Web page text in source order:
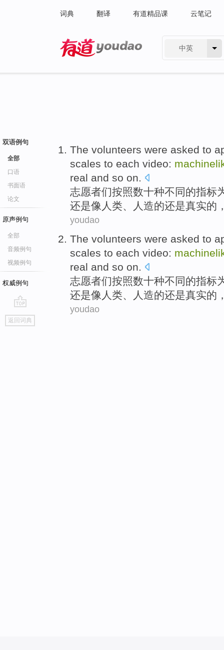
词典 翻译 有道精品课 云笔记
中英
双语例句
全部
口语
书面语
论文
原声例句
全部
音频例句
视频例句
权威例句
go
top
返回词典
The volunteers were asked to
scales to each video:
real and so on.
志愿者们按照数十种不同的指标
还是像人类、
人造的还是真实的
youdao
The volunteers were asked to
scales to each video:
real and so on.
志愿者们按照数十种不同的指标
还是像人类、
人造的还是真实的
youdao